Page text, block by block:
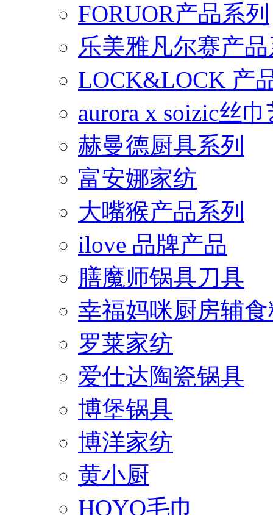
FORUOR产品系列
乐美雅凡尔赛产
LOCK&LOCK 产
aurora x soizic丝
赫曼德厨具系列
富安娜家纺
大嘴猴产品系列
ilove 品牌产品
膳魔师锅具刀具
幸福妈咪厨房辅
罗莱家纺
爱仕达陶瓷锅具
博堡锅具
博洋家纺
黄小厨
HOYO毛巾